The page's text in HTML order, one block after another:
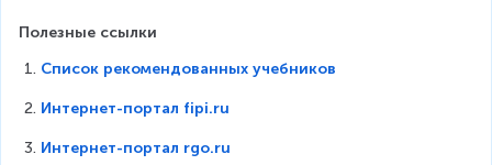
Полезные ссылки
Список рекомендованных учебников
Интернет-портал fipi.ru
Интернет-портал rgo.ru